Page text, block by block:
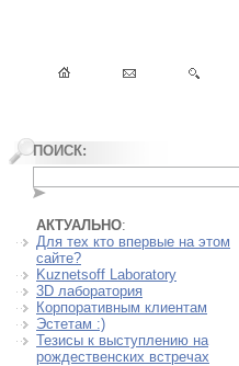
ПОИСК:
АКТУАЛЬНО:
Для тех кто впервые на этом
сайте?
Kuznetsoff Laboratory
3D лаборатория
Корпоративным клиентам
Эстетам :)
Тезисы к выступлению на
рождественских встречах